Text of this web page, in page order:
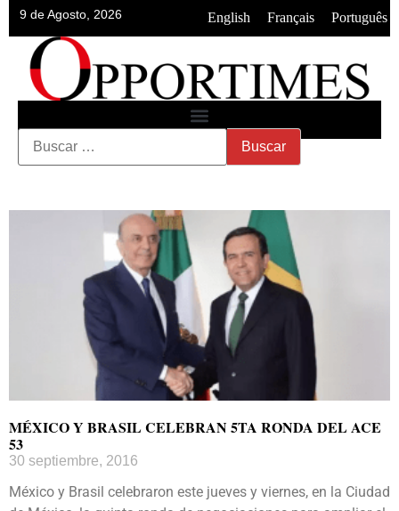
9 de Agosto, 2026 English Français Português
MÉXICO Y BRASIL CELEBRAN 5TA RONDA DEL ACE
53
30 septiembre, 2016
México y Brasil celebraron este jueves y viernes, en la Ciudad